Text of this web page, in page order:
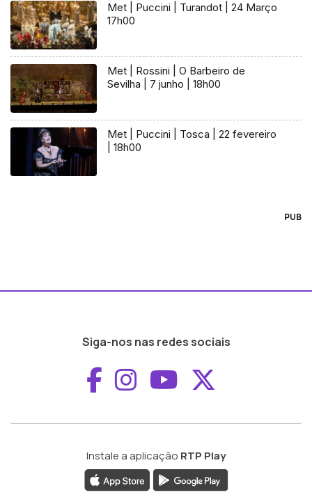
Met | Puccini | Turandot | 24 Março
17h00
Met | Rossini | O Barbeiro de
Sevilha | 7 junho | 18h00
Met | Puccini | Tosca | 22 fevereiro
| 18h00
PUB
Siga-nos nas redes sociais
Aceder ao
Aceder ao
Aceder ao
Instale a aplicação RTP Play